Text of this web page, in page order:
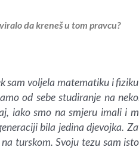
da kreneš u tom pravcu?
sam voljela matematiku i
od sebe studiranje na
iako smo na smjeru imali i
bila jedina djevojka.
turskom. Svoju tezu sam